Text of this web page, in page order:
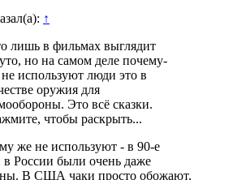
↑
лишь в фильмах выглядит
но на самом деле почему-
не используют люди это в
оружия для
Это всё сказки.
чтобы раскрыть...
же не используют - в 90-е
в России были очень даже
В США чаки просто обожают,